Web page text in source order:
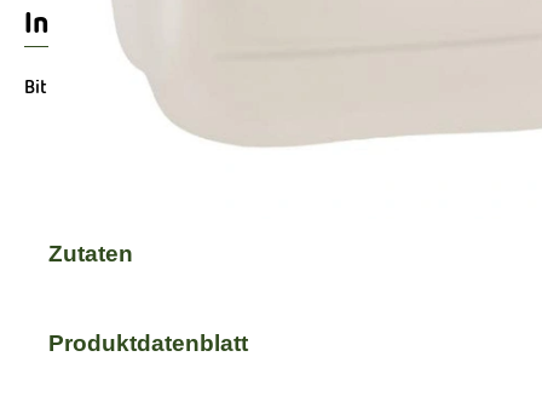
Info
Bitte geben Sie uns einen Nachfüllbehälter mit.
Zutaten
Produktdatenblatt